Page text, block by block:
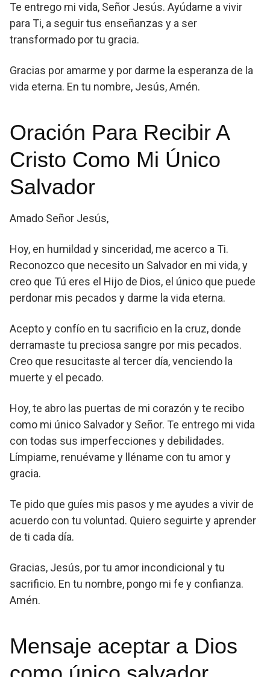
Te entrego mi vida, Señor Jesús. Ayúdame a vivir
para Ti, a seguir tus enseñanzas y a ser
transformado por tu gracia.
Gracias por amarme y por darme la esperanza de la
vida eterna. En tu nombre, Jesús, Amén.
Oración Para Recibir A
Cristo Como Mi Único
Salvador
Amado Señor Jesús,
Hoy, en humildad y sinceridad, me acerco a Ti.
Reconozco que necesito un Salvador en mi vida, y
creo que Tú eres el Hijo de Dios, el único que puede
perdonar mis pecados y darme la vida eterna.
Acepto y confío en tu sacrificio en la cruz, donde
derramaste tu preciosa sangre por mis pecados.
Creo que resucitaste al tercer día, venciendo la
muerte y el pecado.
Hoy, te abro las puertas de mi corazón y te recibo
como mi único Salvador y Señor. Te entrego mi vida
con todas sus imperfecciones y debilidades.
Límpiame, renuévame y lléname con tu amor y
gracia.
Te pido que guíes mis pasos y me ayudes a vivir de
acuerdo con tu voluntad. Quiero seguirte y aprender
de ti cada día.
Gracias, Jesús, por tu amor incondicional y tu
sacrificio. En tu nombre, pongo mi fe y confianza.
Amén.
Mensaje aceptar a Dios